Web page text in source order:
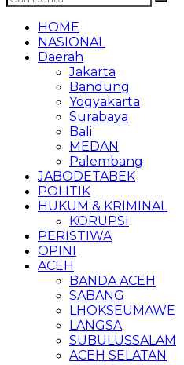
HOME
NASIONAL
Daerah
Jakarta
Bandung
Yogyakarta
Surabaya
Bali
MEDAN
Palembang
JABODETABEK
POLITIK
HUKUM & KRIMINAL
KORUPSI
PERISTIWA
OPINI
ACEH
BANDA ACEH
SABANG
LHOKSEUMAWE
LANGSA
SUBULUSSALAM
ACEH SELATAN